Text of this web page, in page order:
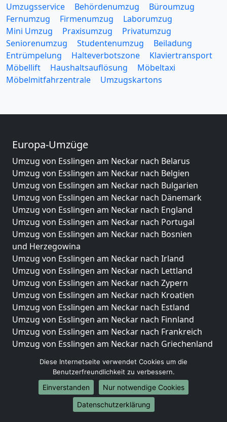
Umzugsservice Behördenumzug
Büroumzug
Fernumzug
Firmenumzug
Laborumzug
Mini Umzug
Praxisumzug
Privatumzug
Seniorenumzug
Studentenumzug
Beiladung
Entrümpelung
Halteverbotszone
Klaviertransport
Möbellift
Haushaltsauflösung
Möbeltaxi
Möbelmitfahrzentrale
Umzugskartons
Europa-Umzüge
Umzug von Esslingen am Neckar nach Belarus
Umzug von Esslingen am Neckar nach Belgien
Umzug von Esslingen am Neckar nach Bulgarien
Umzug von Esslingen am Neckar nach Dänemark
Umzug von Esslingen am Neckar nach England
Umzug von Esslingen am Neckar nach Portugal
Umzug von Esslingen am Neckar nach Bosnien
und Herzegowina
Umzug von Esslingen am Neckar nach Irland
Umzug von Esslingen am Neckar nach Lettland
Umzug von Esslingen am Neckar nach Zypern
Umzug von Esslingen am Neckar nach Kroatien
Umzug von Esslingen am Neckar nach Estland
Umzug von Esslingen am Neckar nach Finnland
Umzug von Esslingen am Neckar nach Frankreich
Umzug von Esslingen am Neckar nach Griechenland
Umzug von Esslingen am Neckar nach Liechtenstein
Umzug von Esslingen am Neckar nach Luxemburg
Umzug von Esslingen am Neckar nach Niederlande
Umzug von Esslingen am Neckar nach Norwegen
Diese Internetseite verwendet Cookies um die
Benutzerfreundlichkeit zu verbessern.
Einverstanden
Nur notwendige Cookies
Datenschutzerklärung